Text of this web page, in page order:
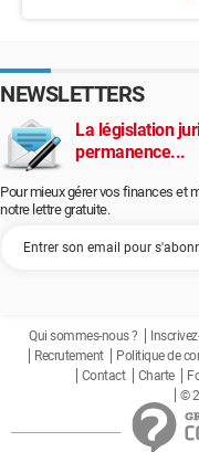
NEWSLETTERS
La législation
permanence...
Pour mieux gérer vos finances et
notre lettre gratuite.
Qui sommes-nous ?
Recrutement
Politique de
Contact
Charte
©